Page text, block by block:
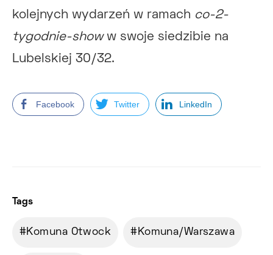
kolejnych wydarzeń w ramach co-2-
tygodnie-showw swoje siedzibie na
Lubelskiej 30/32.
Facebook Twitter LinkedIn
Tags
Komuna Otwock Komuna/Warszawa